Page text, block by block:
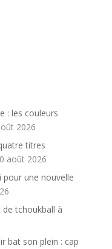
: les couleurs
2026
titres
août 2026
pour une nouvelle
de tchoukball à
bat son plein : cap